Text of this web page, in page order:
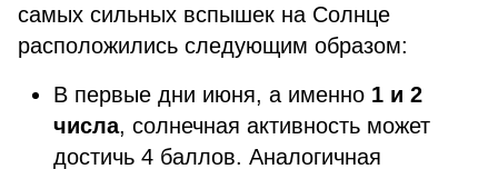
самых сильных вспышек на Солнце
расположились следующим образом:
В первые дни июня, а именно 1 и 2
числа, солнечная активность может
достичь 4 баллов. Аналогичная